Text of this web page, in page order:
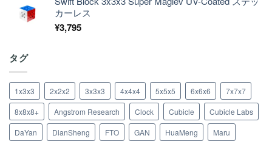
カーレス
¥3,795
タグ
1x3x3 2x2x2 3x3x3 4x4x4 5x5x5 6x6x6
7x7x7
8x8x8+
Angstrom Research Clock Cubicle
Cubicle Labs
DaYan
DianSheng FTO GAN HuaMeng
Maru